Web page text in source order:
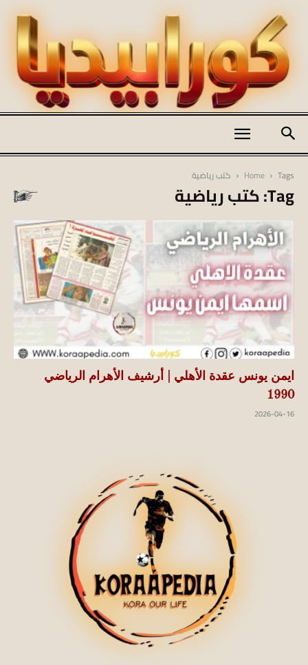
koraapedia
Home Tags كتب رياضية
Tag: كتب رياضية
ايمن يونس عقدة الأهلي | أرشيف الأهرام الرياضي
1990
2026-04-16